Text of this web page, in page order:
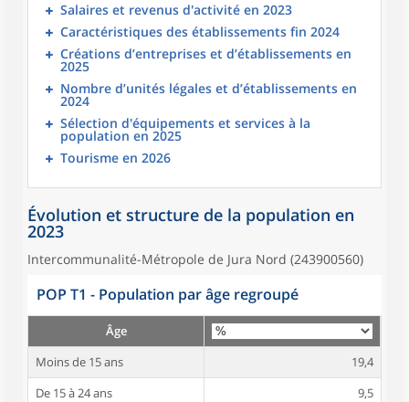
Salaires et revenus d'activité en 2023
Caractéristiques des établissements fin 2024
Créations d’entreprises et d’établissements en
2025
Nombre d’unités légales et d’établissements en
2024
Sélection d'équipements et services à la
population en 2025
Tourisme en 2026
Évolution et structure de la population en
2023
Intercommunalité-Métropole de Jura Nord (243900560)
POP T1 - Population par âge regroupé
Âge
Moins de 15 ans
19,4
De 15 à 24 ans
9,5